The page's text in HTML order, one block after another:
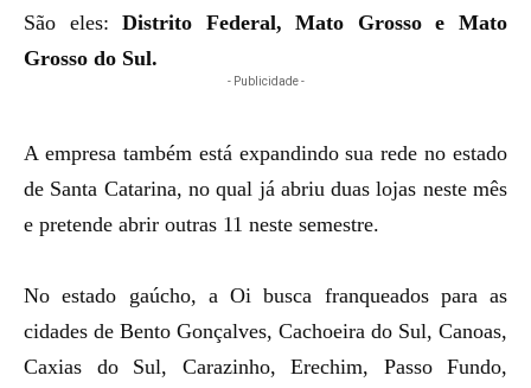
São eles:Distrito Federal, Mato Grosso e Mato
Grosso do Sul.
- Publicidade -
A empresa também está expandindo sua rede no estado
de Santa Catarina, no qual já abriu duas lojas neste mês
e pretende abrir outras 11 neste semestre.
No estado gaúcho, a Oi busca franqueados para as
cidades de Bento Gonçalves, Cachoeira do Sul, Canoas,
Caxias do Sul, Carazinho, Erechim, Passo Fundo,